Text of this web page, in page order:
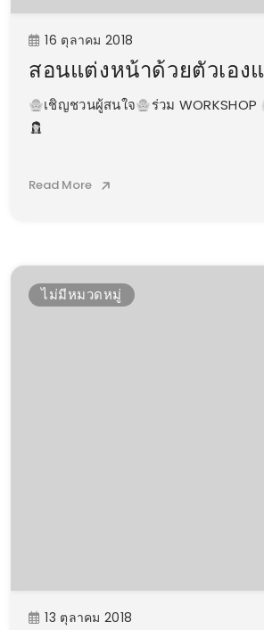
16 ตุลาคม 2018
สอนแต่งหน้าด้วยตัวเอง
เชิญชวนผู้สนใจ ร่วม WORKSHOP
Read More
ไม่มีหมวดหมู่
13 ตุลาคม 2018